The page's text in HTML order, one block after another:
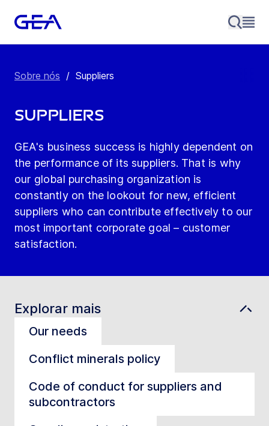
Sobre nós / Suppliers
Suppliers
GEA's business success is highly dependent on
the performance of its suppliers. That is why
our global purchasing organization is
constantly on the lookout for new, efficient
suppliers who can contribute effectively to our
most important corporate goal – customer
satisfaction.
Explorar mais
Our needs
Conflict minerals policy
Code of conduct for suppliers and
subcontractors